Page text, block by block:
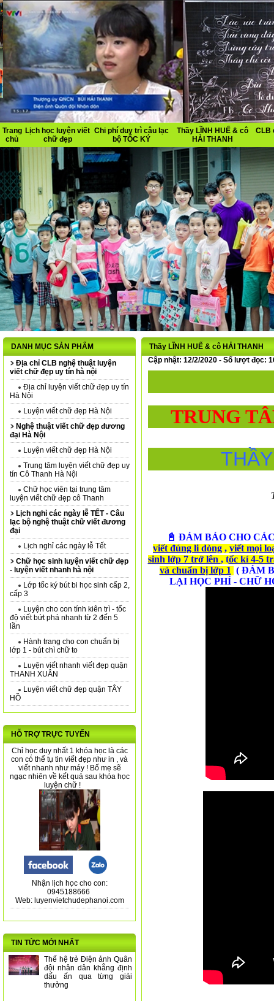
Trang
chủ
Lịch học luyện viết
chữ đẹp
Chi phí duy trì câu lạc
bộ TỐC KÝ
Thầy LĨNH HUẾ & cô
HẢI THANH
CLB
DANH MỤC SẢN PHẨM
Địa chỉ CLB nghệ thuật luyện
viết chữ đẹp uy tín hà nội
Địa chỉ luyện viết chữ đẹp uy tín
Hà Nội
Luyện viết chữ đẹp Hà Nội
Nghệ thuật viết chữ đẹp đương
đại Hà Nội
Luyện viết chữ đẹp Hà Nội
Trung tâm luyện viết chữ đẹp uy
tín Cô Thanh Hà Nội
Chữ học viên tại trung tâm
luyện viết chữ đẹp cô Thanh
Lịch nghỉ các ngày lễ TẾT - Câu
lạc bộ nghệ thuật chữ viết đương
đại
Lịch nghỉ các ngày lễ Tết
Chữ học sinh luyện viết chữ đẹp
- luyện viết nhanh hà nội
Lớp tốc ký bút bi học sinh cấp 2,
cấp 3
Luyện cho con tính kiên trì - tốc
độ viết bứt phá nhanh từ 2 đến 5
lần
Hành trang cho con chuẩn bị
lớp 1 - bút chì chữ to
Luyện viết nhanh viết đẹp quận
THANH XUÂN
Luyện viết chữ đẹp quận TÂY
HỒ
HỖ TRỢ TRỰC TUYẾN
Chỉ học duy nhất 1 khóa học là các
con có thể tụ tin viết đẹp như in , và
viết nhanh như máy ! Bố mẹ sẽ
ngạc nhiên về kết quả sau khóa học
luyện chữ !
Nhận lịch học cho con:
0945188666
Web: luyenvietchudephanoi.com
TIN TỨC MỚI NHẤT
Thế hệ trẻ Điện ảnh Quân
đội nhân dân khẳng định
dấu ấn qua từng giải
thưởng
Thầy LĨNH HUẾ & cô HẢI THANH
Cập nhật: 12/2/2020 - Số lượt đọc:
TRUNG
📓 ĐẢM BẢO CHO
viết đúng li dòng , viết mọi
sinh lớp 7 trở lên , tốc kí 4-5
và chuẩn bị lớp 1 ( ĐẢM
LẠI HỌC PHÍ - CHỮ